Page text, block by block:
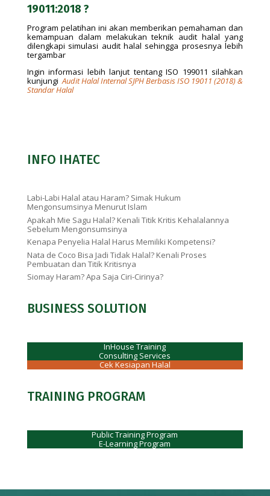
19011:2018 ?
Program pelatihan ini akan memberikan pemahaman dan
kemampuan dalam melakukan teknik audit halal yang
dilengkapi simulasi audit halal sehingga prosesnya lebih
tergambar
Ingin informasi lebih lanjut tentang ISO 199011 silahkan
kunjungi Audit Halal Internal SJPH Berbasis ISO 19011 (2018) &
Standar Halal
INFO IHATEC
Labi-Labi Halal atau Haram? Simak Hukum
Mengonsumsinya Menurut Islam
Apakah Mie Sagu Halal? Kenali Titik Kritis Kehalalannya
Sebelum Mengonsumsinya
Kenapa Penyelia Halal Harus Memiliki Kompetensi?
Nata de Coco Bisa Jadi Tidak Halal? Kenali Proses
Pembuatan dan Titik Kritisnya
Siomay Haram? Apa Saja Ciri-Cirinya?
BUSINESS SOLUTION
InHouse Training
Consulting Services
Cek Kesiapan Halal
TRAINING PROGRAM
Public Training Program
E-Learning Program